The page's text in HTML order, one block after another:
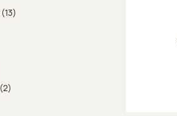
(13)
(2)